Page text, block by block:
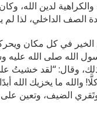
والكراهية لدين الله،
الصف الداخلي، لذا لم
في كل مكان
الله صلى الله عليه
وقال: “لقد خشيتُ
والله ما يخزيك الله
الضيف، وتعين